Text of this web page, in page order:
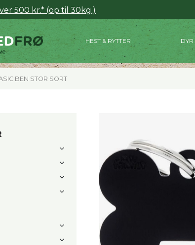
500 kr.* (op til 30kg.)
HEST & RYTTER DYR
BEN STOR SORT